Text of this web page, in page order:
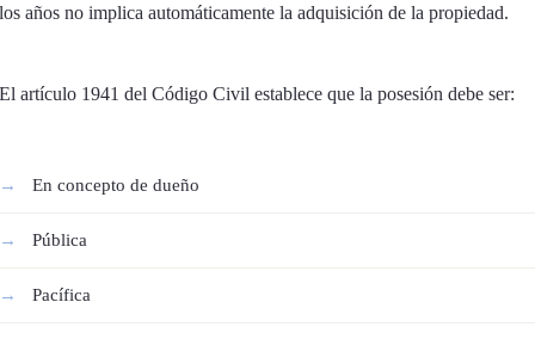
años no implica automáticamente la adquisición de la propiedad.
artículo 1941 del Código Civil establece que la posesión debe ser:
En concepto de dueño
Pública
Pacífica